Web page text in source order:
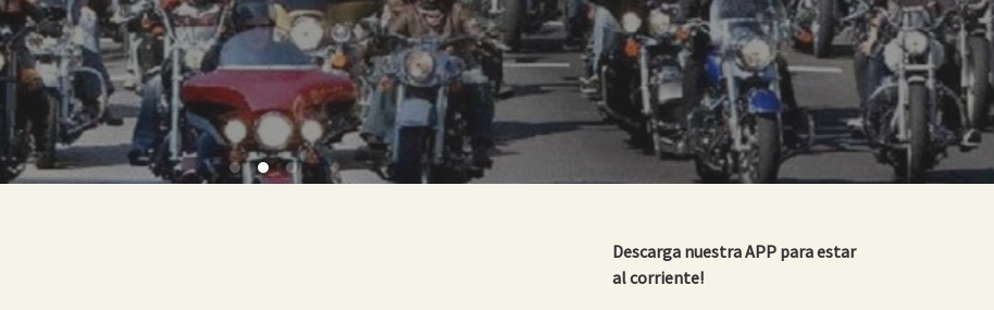
Descarga nuestra APP para estar
al corriente!